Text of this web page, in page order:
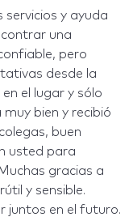
y ayuda
una
pero
desde la
el lugar y sólo
bien y recibió
buen
usted para
gracias a
y sensible.
juntos en el futuro.